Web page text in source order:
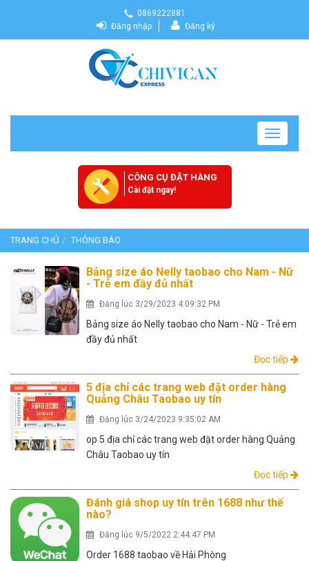
0869222881
Đăng nhập
Đăng ký
Toggle
CÔNG CỤ ĐẶT HÀNG
Cài đặt ngay!
TRANG CHỦ THÔNG BÁO
Bảng size áo Nelly taobao cho Nam - Nữ
- Trẻ em đầy đủ nhất
Đăng lúc 3/29/2023 4:09:32 PM
Bảng size áo Nelly taobao cho Nam - Nữ - Trẻ em
đầy đủ nhất
Đọc tiếp
5 địa chỉ các trang web đặt order hàng
Quảng Châu Taobao uy tín
Đăng lúc 3/24/2023 9:35:02 AM
op 5 địa chỉ các trang web đặt order hàng Quảng
Châu Taobao uy tín
Đọc tiếp
Đánh giá shop uy tín trên 1688 như thế
nào?
Đăng lúc 9/5/2022 2:44:47 PM
Order 1688 taobao về Hải Phòng